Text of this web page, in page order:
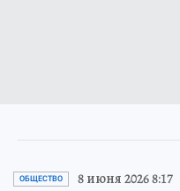
ОБЩЕСТВО 8 июня 2026 8:17